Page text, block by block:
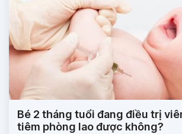
Bé 2 tháng tuổi đang điều trị
tiêm phòng lao được không?